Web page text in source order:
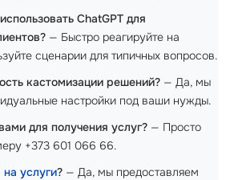
ChatGPT для
— Быстро реагируйте на
сценарии для типичных вопросов.
кастомизации решений? — Да, мы
настройки под ваши нужды.
для получения услуг? — Просто
+373 601 066 66.
на услуги? — Да, мы предоставляем